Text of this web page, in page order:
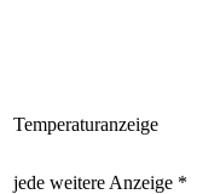
Temperaturanzeige
jede weitere Anzeige *